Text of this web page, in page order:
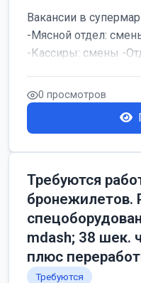
Вакансии в
-Мясной отдел:
-Кассиры: смены -
0 просмотров
Требуются
бронежилетов.
mdash; 38 шек.
плюс
Требуются